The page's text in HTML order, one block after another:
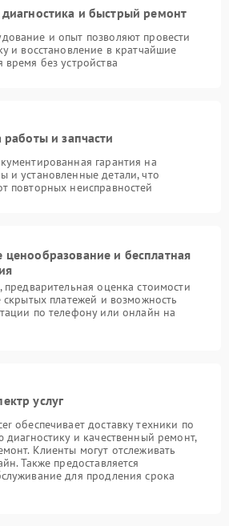
диагностика и быстрый ремонт
и опыт позволяют провести
и восстановление в кратчайшие
без устройства
работы и запчасти
гарантия на
и установленные детали, что
повторных неисправностей
ценообразование и бесплатная
предварительная оценка стоимости
скрытых платежей и возможность
по телефону или онлайн на
услуг
обеспечивает доставку техники по
диагностику и качественный ремонт,
Клиенты могут отслеживать
Также предоставляется
для продления срока